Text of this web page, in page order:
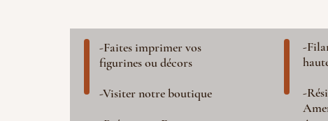
-Faites imprimer vos
figurines ou décors
-Visiter notre boutique
-
-